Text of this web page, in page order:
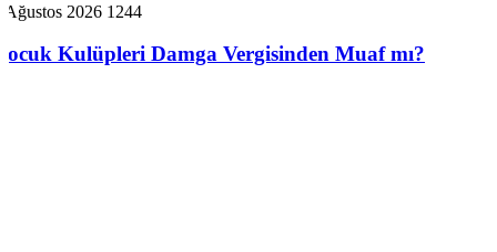
Ağustos 2026 1244
Kulüpleri Damga Vergisinden Muaf mı?